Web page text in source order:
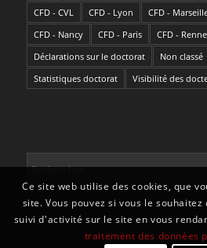
CFD - CVL
CFD - Lyon CFD -
CFD - Nancy
CFD - Paris CFD -
Déclarations sur le doctorat
Non classé
Statistiques doctorat
Visibilité des
Ce site web utilise des cookies, que
site. Vous pouvez si vous le
suivi d'activité sur le site en vous
traitement des données